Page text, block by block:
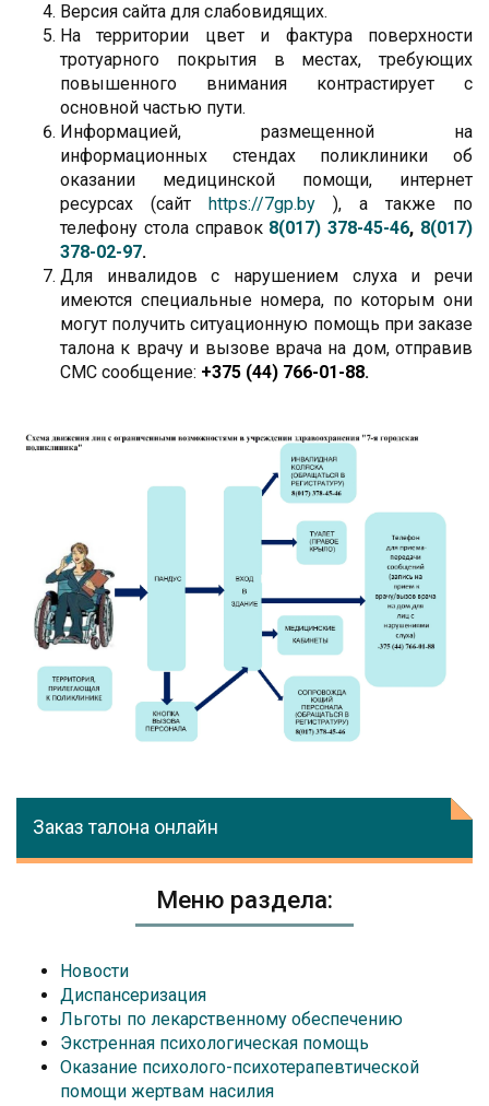
Версия сайта для слабовидящих.
На территории цвет и фактура поверхности
тротуарного покрытия в местах, требующих
повышенного внимания контрастирует с
основной частью пути.
Информацией, размещенной на
информационных стендах поликлиники об
оказании медицинской помощи, интернет
ресурсах (сайт https://7gp.by ), а также по
телефону стола справок 8(017) 378-45-46, 8(017)
378-02-97.
Для инвалидов с нарушением слуха и речи
имеются специальные номера, по которым они
могут получить ситуационную помощь при заказе
талона к врачу и вызове врача на дом, отправив
СМС сообщение: +375 (44) 766-01-88.
Заказ талона онлайн
Меню раздела:
Новости
Диспансеризация
Льготы по лекарственному обеспечению
Экстренная психологическая помощь
Оказание психолого-психотерапевтической
помощи жертвам насилия